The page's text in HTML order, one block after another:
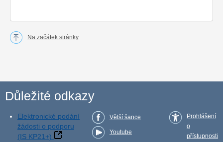
Na začátek stránky
Důležité odkazy
Elektronické podání
žádosti o podporu
(IS KP21+)
Větší šance
Youtube
Prohlášení
o
přístupnosti